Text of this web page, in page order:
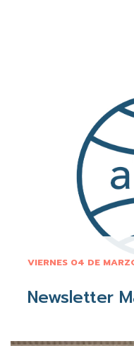
VIERNES 04 DE
Newsletter